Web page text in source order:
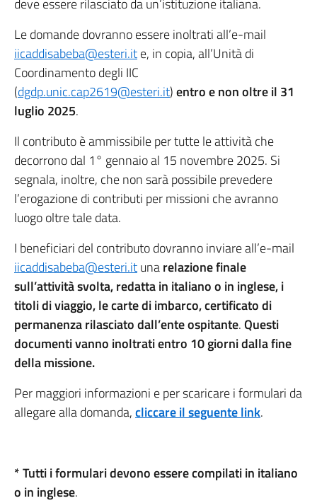
deve essere rilasciato da un’istituzione italiana.
Le domande dovranno essere inoltrati all’e-mail
iicaddisabeba@esteri.ite, in copia, all’Unità di
Coordinamento degli IIC
(dgdp.unic.cap2619@esteri.it)entro e non oltre il 31
luglio 2025.
Il contributo è ammissibile per tutte le attività che
decorrono dal 1° gennaio al 15 novembre 2025. Si
segnala, inoltre, che non sarà possibile prevedere
l’erogazione di contributi per missioni che avranno
luogo oltre tale data.
I beneficiari del contributo dovranno inviare all’e-mail
iicaddisabeba@esteri.itunarelazione finale
sull’attività svolta, redatta in italiano o in inglese, i
titoli di viaggio, le carte di imbarco, certificato di
permanenza rilasciato dall’ente ospitante.Questi
documenti vanno inoltrati entro 10 giorni dalla fine
della missione.
Per maggiori informazioni e per scaricare i formulari da
allegare alla domanda,cliccare il seguente link.
* Tutti i formulari devono essere compilati in italiano
o in inglese.